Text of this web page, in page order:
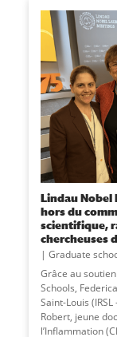
Lindau Nobel
hors du
scientifique,
chercheuses
Graduate
Grâce au
Schools,
Saint-Louis
Robert, jeune
l’Inflammation